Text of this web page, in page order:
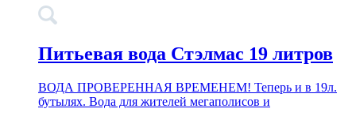
Питьевая вода Стэлмас 19 литров
ВОДА ПРОВЕРЕННАЯ ВРЕМЕНЕМ! Теперь и в 19л.
бутылях. Вода для жителей мегаполисов и